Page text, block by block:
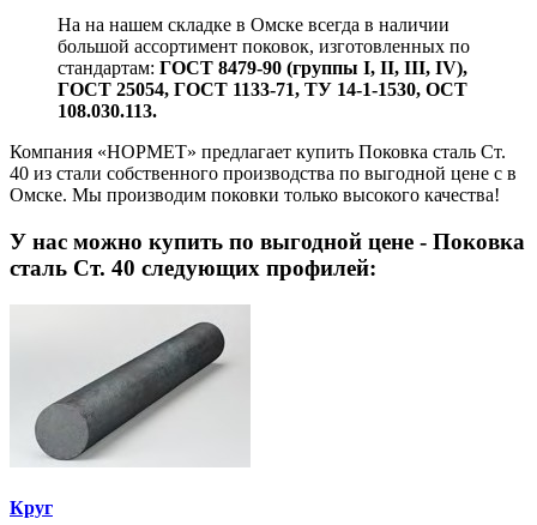
На на нашем складке в Омске всегда в наличии
большой ассортимент поковок, изготовленных по
стандартам: ГОСТ 8479-90 (группы I, II, III, IV),
ГОСТ 25054, ГОСТ 1133-71, ТУ 14-1-1530, ОСТ
108.030.113.
Компания «НОРМЕТ» предлагает купить Поковка сталь Ст.
40 из стали собственного производства по выгодной цене с в
Омске. Мы производим поковки только высокого качества!
У нас можно купить по выгодной цене - Поковка
сталь Ст. 40 следующих профилей:
Круг